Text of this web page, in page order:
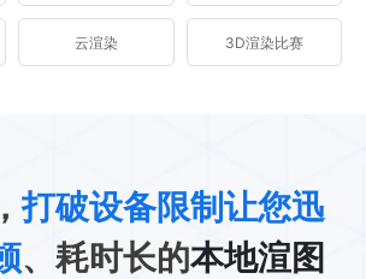
云渲染 3D渲染比赛
打破设备限制让您迅
、耗时长的本地渲图